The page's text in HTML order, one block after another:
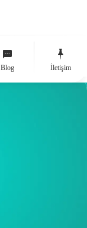
Blog İletişim